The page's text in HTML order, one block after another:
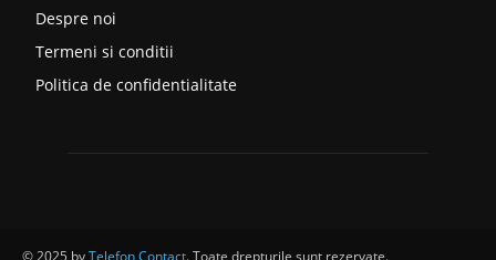
Despre noi
Termeni si conditii
Politica de confidentialitate
© 2025 byTelefon Contact. Toate drepturile sunt rezervate.